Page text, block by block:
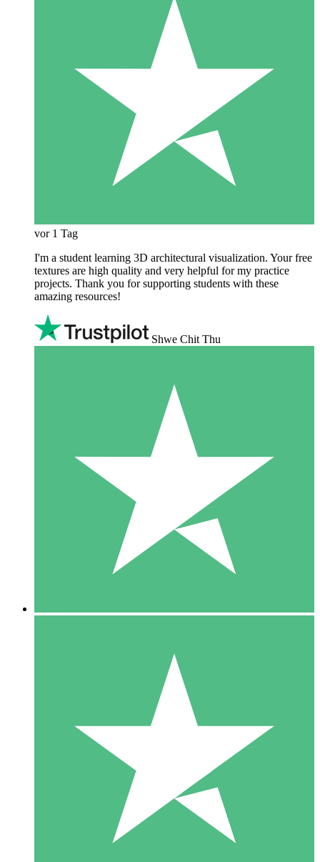
vor 1 Tag
I'm a student learning 3D architectural visualization. Your free
textures are high quality and very helpful for my practice
projects. Thank you for supporting students with these
amazing resources!
Shwe Chit Thu